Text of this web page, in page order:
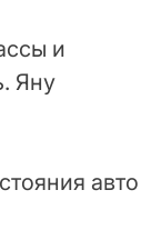
и
Яну
авто